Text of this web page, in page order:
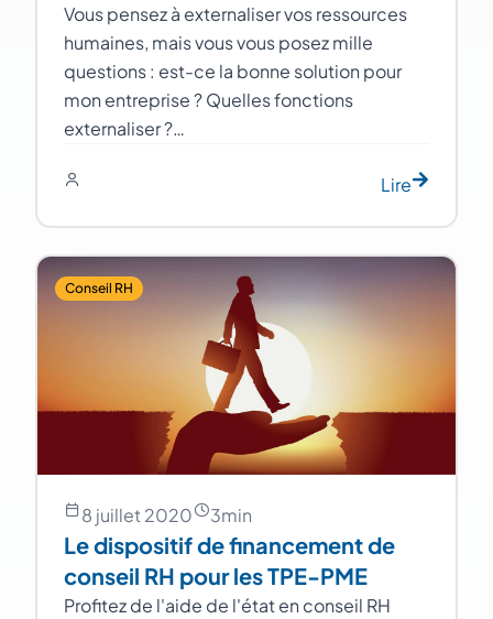
Vous pensez à externaliser vos ressources
humaines, mais vous vous posez mille
questions : est-ce la bonne solution pour
mon entreprise ? Quelles fonctions
externaliser ?…
Lire
Conseil RH
8 juillet 2020 3min
Le dispositif de financement de
conseil RH pour les TPE-PME
Profitez de l'aide de l'état en conseil RH